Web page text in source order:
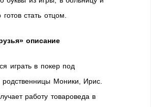
стать отцом.
описание
играть в покер под
родственницы Моники, Ирис.
работу товароведа в